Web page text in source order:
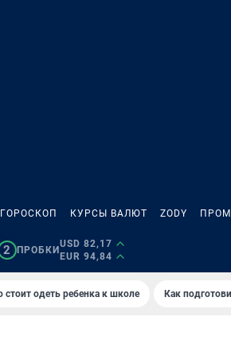
ГОРОСКОП КУРСЫ ВАЛЮТ ZODY
2 ПРОБКИ
USD 82,17
EUR 94,84
стоит одеть ребенка к школе Как